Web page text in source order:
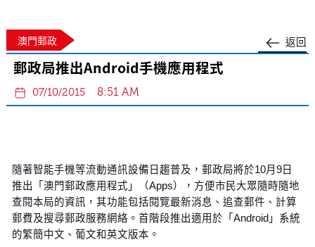
返回
澳門郵政
郵政局推出Android手機應用程式
07/10/2015 8:51 AM
隨著智能手機等流動通訊設備日趨普及，郵政局將於10月9日
推出「澳門郵政應用程式」（Apps），方便市民大眾隨時隨地
查閱本局的資訊，其功能包括閱覽最新消息、追查郵件、計算
郵費及搜尋郵政服務網絡。首階段推出適用於「Android」系統
的繁簡中文、葡文和英文版本。